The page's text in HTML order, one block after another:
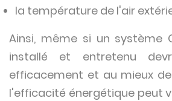
la température de l'air
Ainsi, même si un système
installé et entretenu
efficacement et au mieux
l'efficacité énergétique peut